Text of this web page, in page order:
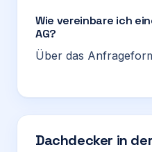
Wie vereinbare ich
AG?
Über das
Dachdecker in